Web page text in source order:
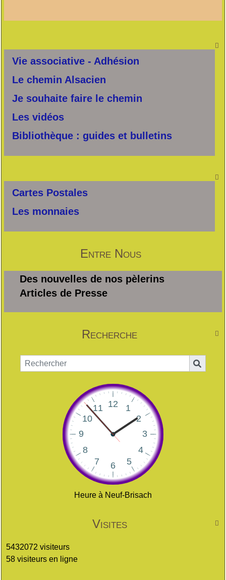

Vie associative - Adhésion
Le chemin Alsacien
Je souhaite faire le chemin
Les vidéos
Bibliothèque : guides et bulletins

Cartes Postales
Les monnaies
Entre Nous
Des nouvelles de nos pèlerins
Articles de Presse

Recherche
Heure à Neuf-Brisach

Visites
5432072 visiteurs
58 visiteurs en ligne